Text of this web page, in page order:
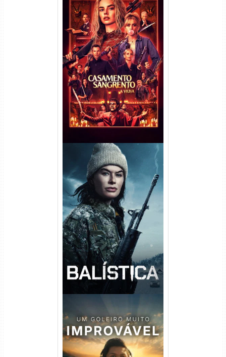
Casamento Sangrento: A
Viúva Torrent (2026) WEB-DL
720p/1080p/4K Dual Áudio
Balística Torrent (2025) WEB-
DL 1080p Dual Áudio